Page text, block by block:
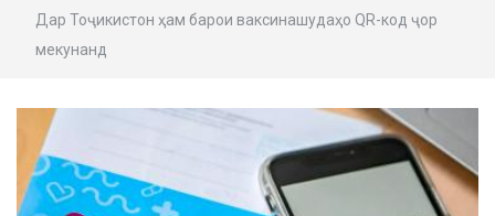
Дар Тоҷикистон ҳам барои ваксинашудаҳо QR-код ҷорӣ
мекунанд